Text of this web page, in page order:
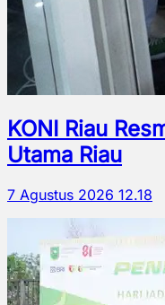
KONI Riau
Utama Riau
7 Agustus 2026 12.18